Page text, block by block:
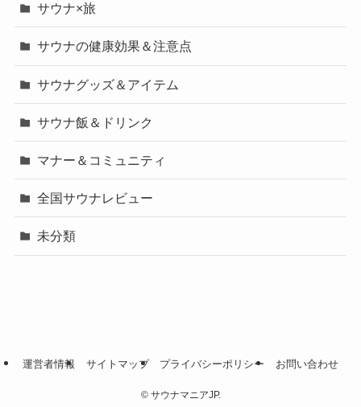
サウナ×旅
サウナの健康効果＆注意点
サウナグッズ＆アイテム
サウナ飯＆ドリンク
マナー＆コミュニティ
全国サウナレビュー
未分類
運営者情報 サイトマップ プライバシーポリシー お問い合わせ
©サウナマニアJP.